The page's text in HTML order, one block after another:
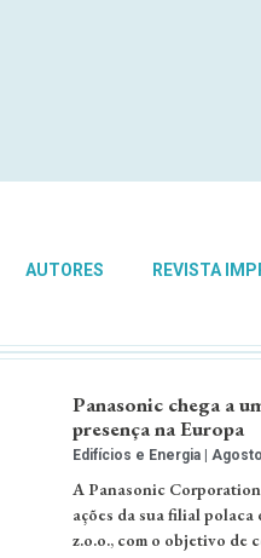
AUTORES REVISTA
Panasonic chega a
presença na Europa
Edifícios e Energia
A Panasonic
ações da sua filial
z.o.o., com o objetivo de